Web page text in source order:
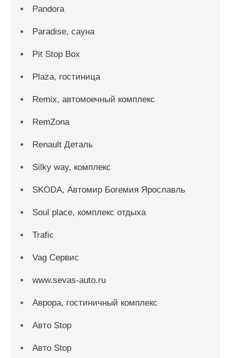
Pandora
Paradise, сауна
Pit Stop Box
Plaza, гостиница
Remix, автомоечный комплекс
RemZona
Renault Деталь
Silky way, комплекс
SKODA, Автомир Богемия Ярославль
Soul place, комплекс отдыха
Trafic
Vag Сервис
www.sevas-auto.ru
Аврора, гостиничный комплекс
Авто Stop
Авто Stop